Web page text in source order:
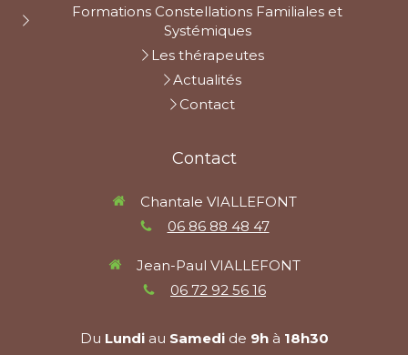
Formations Constellations Familiales et
Systémiques
Les thérapeutes
Actualités
Contact
Contact
Chantale VIALLEFONT
06 86 88 48 47
Jean-Paul VIALLEFONT
06 72 92 56 16
Du Lundiau Samedide 9hà 18h30